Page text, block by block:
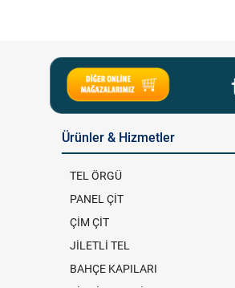
Ürünler & Hizmetler
TEL ÖRGÜ
PANEL ÇİT
ÇİM ÇİT
JİLETLİ TEL
BAHÇE KAPILARI